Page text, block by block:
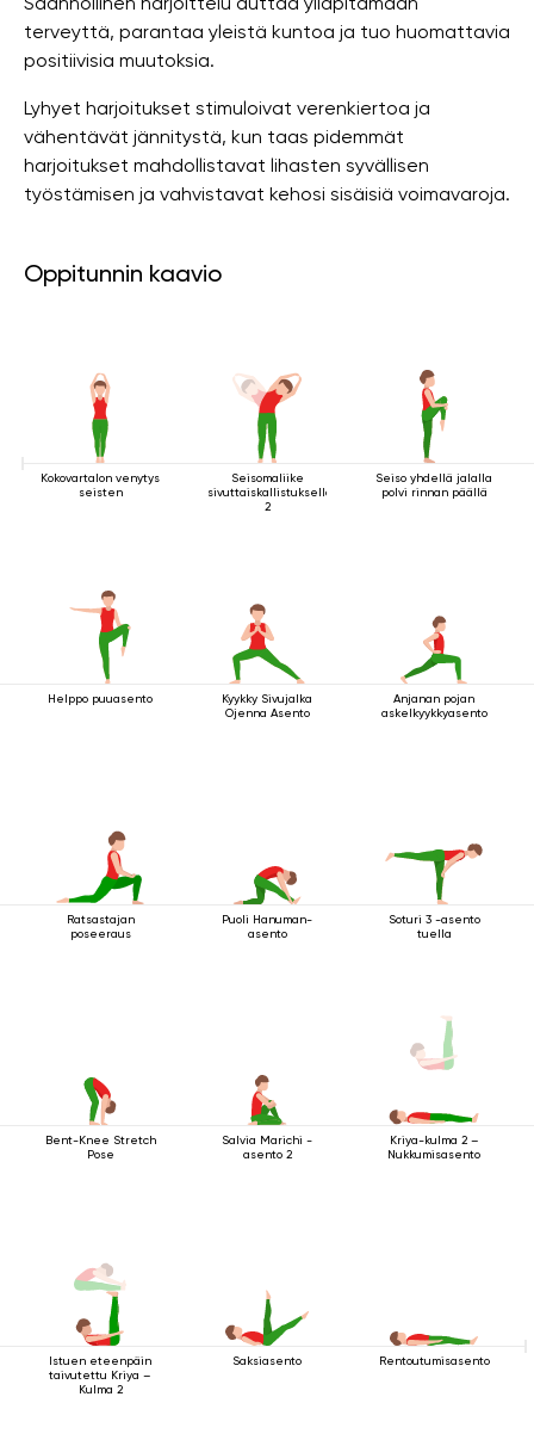
terveyttä, parantaa yleistä kuntoa ja tuo huomattavia
positiivisia muutoksia.
Lyhyet harjoitukset stimuloivat verenkiertoa ja
vähentävät jännitystä, kun taas pidemmät
harjoitukset mahdollistavat lihasten syvällisen
työstämisen ja vahvistavat kehosi sisäisiä voimavaroja.
Oppitunnin kaavio
Kokovartalon venytys
seisten
Seisomaliike
sivuttaiskallistuksella
2
Seiso yhdellä jalalla
polvi rinnan päällä
Helppo puuasento
Kyykky Sivujalka
Ojenna Asento
Anjanan pojan
askelkyykkyasento
Ratsastajan
poseeraus
Puoli Hanuman-
asento
Soturi 3 -asento
tuella
Bent-Knee Stretch
Pose
Salvia Marichi -
asento 2
Kriya-kulma 2 –
Nukkumisasento
Istuen eteenpäin
taivutettu Kriya –
Kulma 2
Saksiasento Rentoutumisasento